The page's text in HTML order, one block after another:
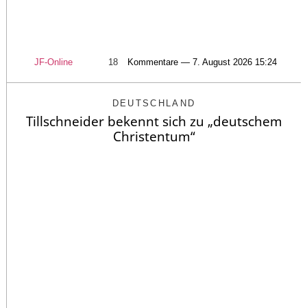
JF-Online 18 Kommentare — 7. August 2026 15:24
DEUTSCHLAND
Tillschneider bekennt sich zu „deutschem
Christentum“